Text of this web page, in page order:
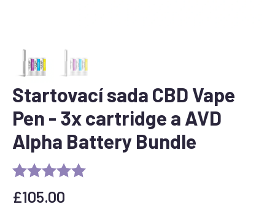
Startovací sada CBD Vape
Pen - 3x cartridge a AVD
Alpha Battery Bundle
£105.00